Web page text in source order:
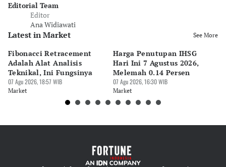
Editorial Team
Editor
Ana Widiawati
Latest in Market See More
Fibonacci Retracement
Adalah Alat Analisis
Teknikal, Ini Fungsinya
07 Agu 2026, 18:57 WIB
Market
Harga Penutupan IHSG
Hari Ini 7 Agustus 2026,
Melemah 0.14 Persen
07 Agu 2026, 16:30 WIB
Market